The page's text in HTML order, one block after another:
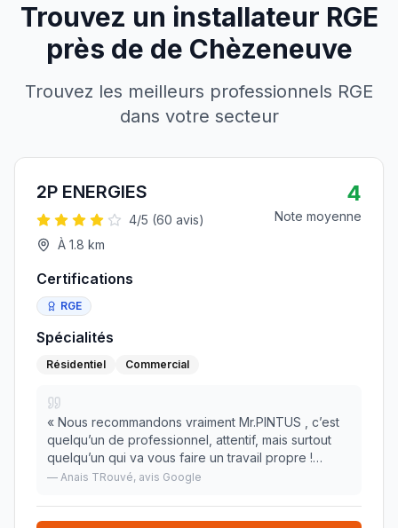
Trouvez un installateur RGE
près de de Chèzeneuve
Trouvez les meilleurs professionnels RGE
dans votre secteur
2P ENERGIES
4/5 (60 avis)
À 1.8 km
4
Note moyenne
Certifications
RGE
Spécialités
Résidentiel Commercial
« Nous recommandons vraiment Mr.PINTUS , c’est
quelqu’un de professionnel, attentif, mais surtout
quelqu’un qui va vous faire un travail propre !
Jusqu’à l’aspirateur en fin de chantier ! Pose d’une
— Anais TRouvé, avis Google